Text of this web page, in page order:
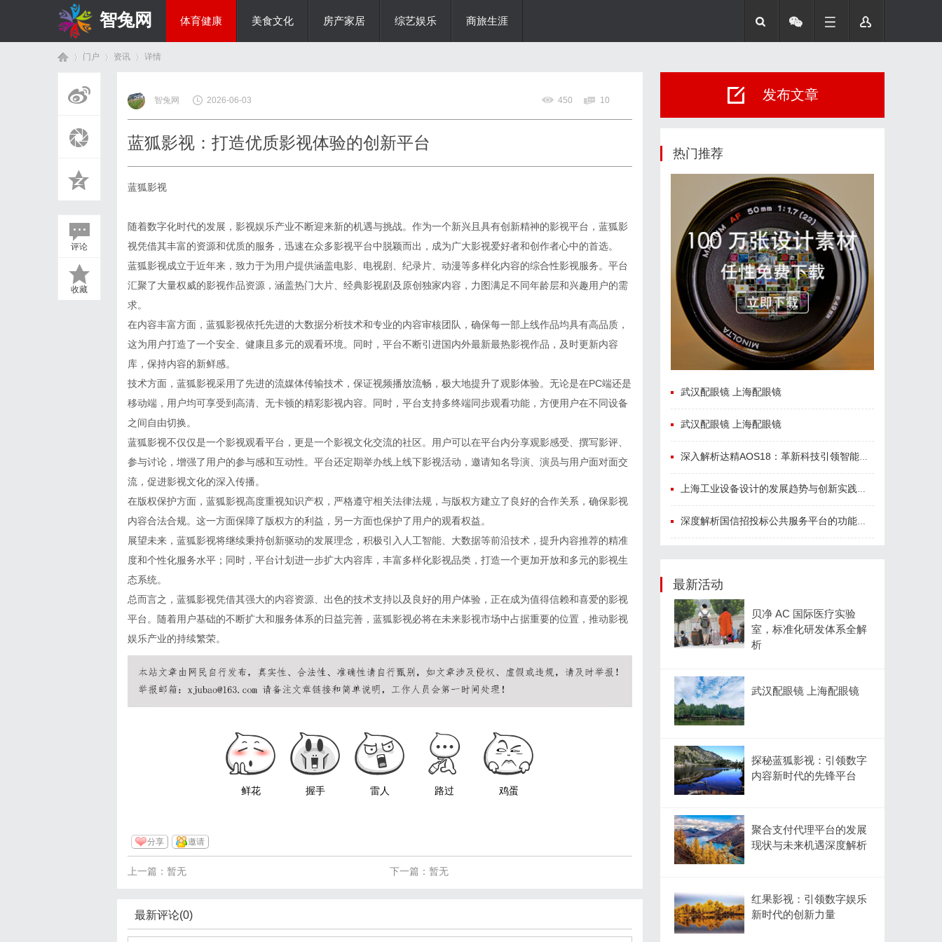
智兔网 体育健康 美食文化 房产家居 综艺娱乐 商旅生涯
门户 资讯
›
详情
评论
收藏
智兔网 2026-06-03 450 10
蓝狐影视：打造优质影视体验的创新平台
蓝狐影视
随着数字化时代的发展，影视娱乐产业不断迎来新的机遇与挑战。作为一个新兴且具有创新精神的影视平台，蓝狐影
视凭借其丰富的资源和优质的服务，迅速在众多影视平台中脱颖而出，成为广大影视爱好者和创作者心中的首选。
蓝狐影视成立于近年来，致力于为用户提供涵盖电影、电视剧、纪录片、动漫等多样化内容的综合性影视服务。平台
汇聚了大量权威的影视作品资源，涵盖热门大片、经典影视剧及原创独家内容，力图满足不同年龄层和兴趣用户的需
求。
在内容丰富方面，蓝狐影视依托先进的大数据分析技术和专业的内容审核团队，确保每一部上线作品均具有高品质，
这为用户打造了一个安全、健康且多元的观看环境。同时，平台不断引进国内外最新最热影视作品，及时更新内容
库，保持内容的新鲜感。
技术方面，蓝狐影视采用了先进的流媒体传输技术，保证视频播放流畅，极大地提升了观影体验。无论是在PC端还是
移动端，用户均可享受到高清、无卡顿的精彩影视内容。同时，平台支持多终端同步观看功能，方便用户在不同设备
之间自由切换。
蓝狐影视不仅仅是一个影视观看平台，更是一个影视文化交流的社区。用户可以在平台内分享观影感受、撰写影评、
参与讨论，增强了用户的参与感和互动性。平台还定期举办线上线下影视活动，邀请知名导演、演员与用户面对面交
流，促进影视文化的深入传播。
在版权保护方面，蓝狐影视高度重视知识产权，严格遵守相关法律法规，与版权方建立了良好的合作关系，确保影视
内容合法合规。这一方面保障了版权方的利益，另一方面也保护了用户的观看权益。
展望未来，蓝狐影视将继续秉持创新驱动的发展理念，积极引入人工智能、大数据等前沿技术，提升内容推荐的精准
度和个性化服务水平；同时，平台计划进一步扩大内容库，丰富多样化影视品类，打造一个更加开放和多元的影视生
态系统。
总而言之，蓝狐影视凭借其强大的内容资源、出色的技术支持以及良好的用户体验，正在成为值得信赖和喜爱的影视
平台。随着用户基础的不断扩大和服务体系的日益完善，蓝狐影视必将在未来影视市场中占据重要的位置，推动影视
娱乐产业的持续繁荣。
鲜花 握手 雷人 路过 鸡蛋
分享 邀请
下一篇：暂无
上一篇：暂无
最新评论(0)
发布文章
热门推荐
武汉配眼镜 上海配眼镜
武汉配眼镜 上海配眼镜
深入解析达精AOS18：革新科技引领智能未来的新纪元
上海工业设备设计的发展趋势与创新实践探索
深度解析国信招投标公共服务平台的功能与优势
最新活动
贝净 AC 国际医疗实验
室，标准化研发体系全解
析
武汉配眼镜 上海配眼镜
探秘蓝狐影视：引领数字
内容新时代的先锋平台
聚合支付代理平台的发展
现状与未来机遇深度解析
红果影视：引领数字娱乐
新时代的创新力量